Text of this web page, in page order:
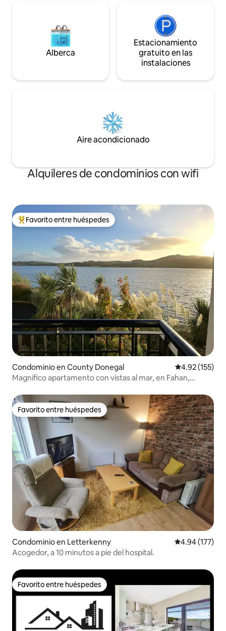
Alberca
Estacionamiento
gratuito en las
instalaciones
Aire acondicionado
Alquileres de condominios con wifi
De los mejores en Favorito entre huéspedes
Favorito entre huéspedes
Condominio en County Donegal Calificación
4.92 (155)
Magnífico apartamento con vistas al mar, en Fahan,
Favorito entre huéspedes
Favorito entre huéspedes
Condominio en Letterkenny Calificación
4.94 (177)
Acogedor, a 10 minutos a pie del hospital.
Favorito entre huéspedes
Favorito entre huéspedes